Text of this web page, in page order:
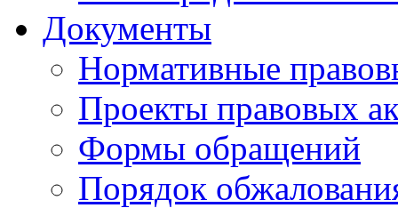
Документы
Нормативные
Проекты правовых
Формы обращений
Порядок